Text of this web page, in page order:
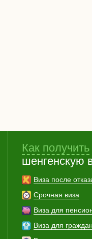
Как получить
шенгенскую
Виза после
Срочная виза
Виза для
Виза для